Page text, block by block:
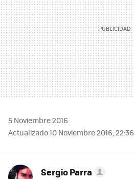
5 Noviembre 2016
Actualizado 10 Noviembre 2016, 22:36
Sergio Parra